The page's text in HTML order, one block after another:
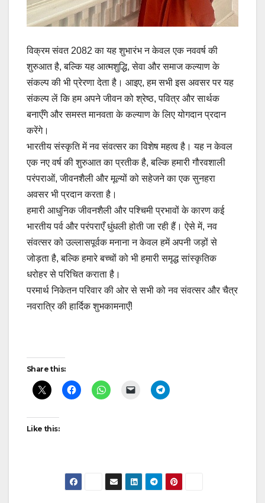
विक्रम संवत 2082 का यह शुभारंभ न केवल एक नववर्ष की
शुरुआत है, बल्कि यह आत्मशुद्धि, सेवा और समाज कल्याण के
संकल्प की भी प्रेरणा देता है। आइए, हम सभी इस अवसर पर यह
संकल्प लें कि हम अपने जीवन को श्रेष्ठ, पवित्र और सार्थक
बनाएँगे और समस्त मानवता के कल्याण के लिए योगदान प्रदान
करेंगे।
भारतीय संस्कृति में नव संवत्सर का विशेष महत्व है। यह न केवल
एक नए वर्ष की शुरुआत का प्रतीक है, बल्कि हमारी गौरवशाली
परंपराओं, जीवनशैली और मूल्यों को सहेजने का एक सुनहरा
अवसर भी प्रदान करता है।
हमारी आधुनिक जीवनशैली और पश्चिमी प्रभावों के कारण कई
भारतीय पर्व और परंपराएँ धुंधली होती जा रही हैं। ऐसे में, नव
संवत्सर को उल्लासपूर्वक मनाना न केवल हमें अपनी जड़ों से
जोड़ता है, बल्कि हमारे बच्चों को भी हमारी समृद्ध सांस्कृतिक
धरोहर से परिचित कराता है।
परमार्थ निकेतन परिवार की ओर से सभी को नव संवत्सर और चैत्र
नवरात्रि की हार्दिक शुभकामनाएँ!
Post
navigation
Share this:
Like this: